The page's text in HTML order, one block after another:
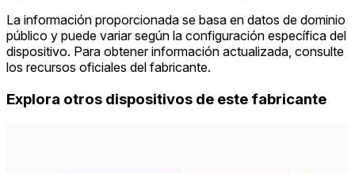
La información proporcionada se basa en datos de dominio
público y puede variar según la configuración específica del
dispositivo. Para obtener información actualizada, consulte
los recursos oficiales del fabricante.
Explora otros dispositivos de este fabricante